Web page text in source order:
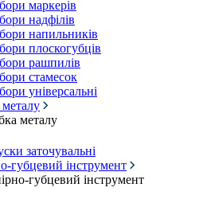
маркерів
надфілів
напильників
плоскогубців
рашпилів
стамесок
універсальні
металу
заточувальні
губцевий інструмент
губцевий інструмент